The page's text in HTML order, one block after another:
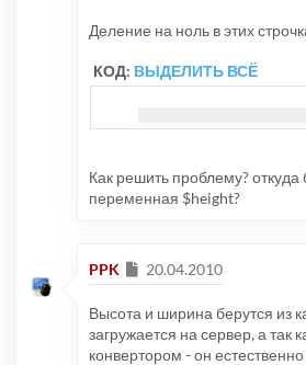
else
}
}
Деление на ноль в этих
КОД: ВЫДЕЛИТЬ ВСЁ
Как решить проблему? откуда
переменная $height?
PPK Сообщение
20.04.2010
Высота и ширина берутся из
загружается на сервер, а так
конвертором - он